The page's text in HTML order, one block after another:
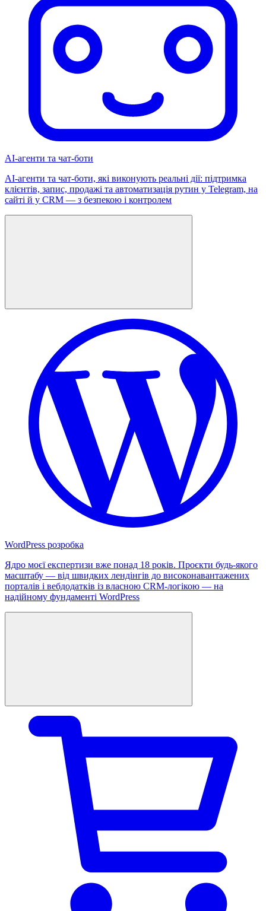
AI-агенти та чат-боти
AI-агенти та чат-боти, які виконують реальні дії: підтримка
клієнтів, запис, продажі та автоматизація рутин у Telegram, на
сайті й у CRM — з безпекою і контролем
WordPress розробка
Ядро моєї експертизи вже понад 18 років. Проєкти будь-якого
масштабу — від швидких лендінгів до високонавантажених
порталів і вебдодатків із власною CRM-логікою — на
надійному фундаменті WordPress